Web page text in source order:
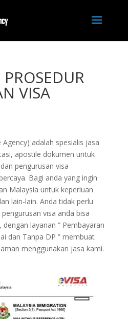
VISA
adalah spesialis jasa
apostile dokumen untuk
pengurusan visa
Bagi anda yang ingin
Malaysia untuk keperluan
lain-lain. Anda tidak perlu
visa anda bisa
layanan ” Pembayaran
dan Tanpa DP ” membuat
menggunakan jasa kami.